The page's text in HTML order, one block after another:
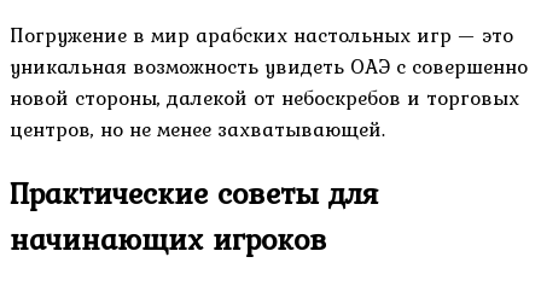
Погружение в мир арабских настольных игр — это
уникальная возможность увидеть ОАЭ с совершенно
новой стороны, далекой от небоскребов и торговых
центров, но не менее захватывающей.
Практические советы для
начинающих игроков